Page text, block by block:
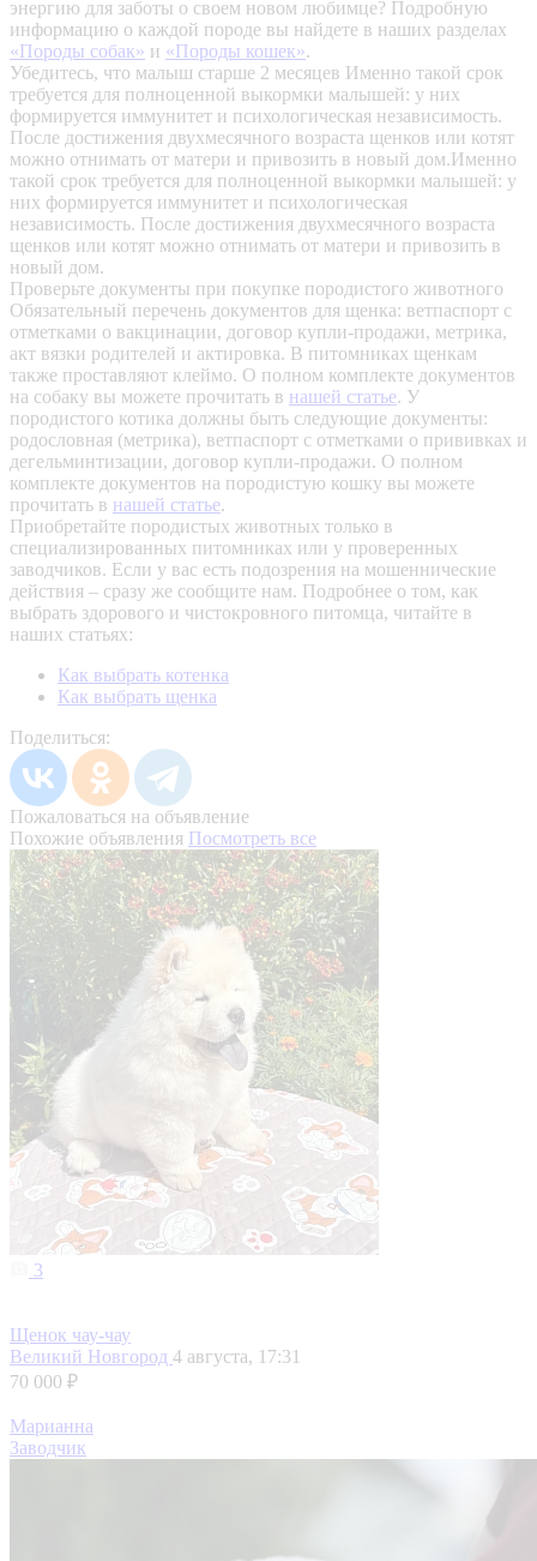
энергию для заботы о своем новом любимце? Подробную
информацию о каждой породе вы найдете в наших разделах
«Породы собак» и «Породы кошек».
Убедитесь, что малыш старше 2 месяцев Именно такой срок
требуется для полноценной выкормки малышей: у них
формируется иммунитет и психологическая независимость.
После достижения двухмесячного возраста щенков или котят
можно отнимать от матери и привозить в новый дом.Именно
такой срок требуется для полноценной выкормки малышей: у
них формируется иммунитет и психологическая
независимость. После достижения двухмесячного возраста
щенков или котят можно отнимать от матери и привозить в
новый дом.
Проверьте документы при покупке породистого животного
Обязательный перечень документов для щенка: ветпаспорт с
отметками о вакцинации, договор купли-продажи, метрика,
акт вязки родителей и актировка. В питомниках щенкам
также проставляют клеймо. О полном комплекте документов
на собаку вы можете прочитать в нашей статье. У
породистого котика должны быть следующие документы:
родословная (метрика), ветпаспорт с отметками о прививках и
дегельминтизации, договор купли-продажи. О полном
комплекте документов на породистую кошку вы можете
прочитать в нашей статье.
Приобретайте породистых животных только в
специализированных питомниках или у проверенных
заводчиков. Если у вас есть подозрения на мошеннические
действия – сразу же сообщите нам. Подробнее о том, как
выбрать здорового и чистокровного питомца, читайте в
наших статьях:
Как выбрать котенка
Как выбрать щенка
Поделиться:
Пожаловаться на объявление
Похожие объявления Посмотреть все
3
Щенок чау-чау
Великий Новгород 4 августа, 17:31
70 000 ₽
Марианна
Заводчик